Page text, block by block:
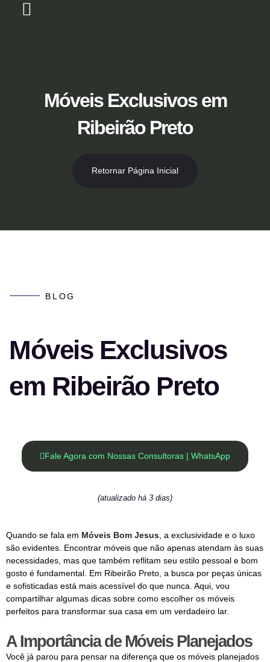
Móveis Exclusivos em
Ribeirão Preto
Retornar Página Inicial
BLOG
Móveis Exclusivos
em Ribeirão Preto
Fale Agora com Nossas Consultoras | WhatsApp
(atualizado há 3 dias)
Quando se fala em Móveis Bom Jesus , a exclusividade e o luxo
são evidentes. Encontrar móveis que não apenas atendam às suas
necessidades, mas que também reflitam seu estilo pessoal e bom
gosto é fundamental. Em Ribeirão Preto, a busca por peças únicas
e sofisticadas está mais acessível do que nunca. Aqui, vou
compartilhar algumas dicas sobre como escolher os móveis
perfeitos para transformar sua casa em um verdadeiro lar.
A Importância de Móveis Planejados
Você já parou para pensar na diferença que os móveis planejados